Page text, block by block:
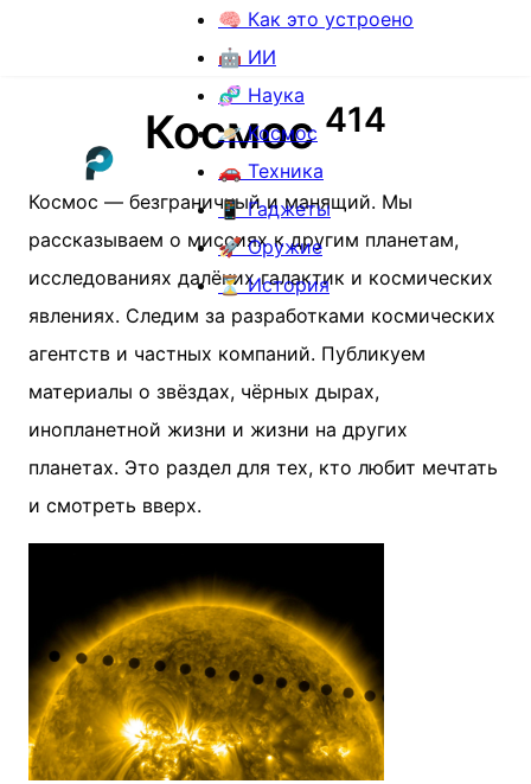
🧠 Как это устроено
🤖 ИИ
🧬 Наука
🪐 Космос
🚗 Техника
📱 Гаджеты
🚀 Оружие
⏳ История
Космос 414
Космос — безграничный и манящий. Мы
рассказываем о миссиях к другим планетам,
исследованиях далёких галактик и космических
явлениях. Следим за разработками космических
агентств и частных компаний. Публикуем
материалы о звёздах, чёрных дырах,
инопланетной жизни и жизни на других
планетах. Это раздел для тех, кто любит мечтать
и смотреть вверх.